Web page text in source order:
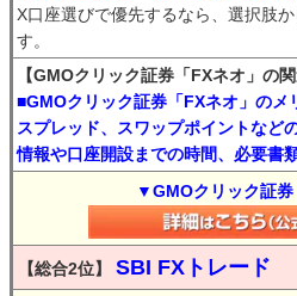
X口座選びで優先するなら、選択肢
す。
【GMOクリック証券「FXネオ」の関
■GMOクリック証券「FXネオ」のメ
スプレッド、スワップポイントなど
情報や口座開設までの時間、必要書
▼GMOクリック証
【総合2位】 SBI FXトレード